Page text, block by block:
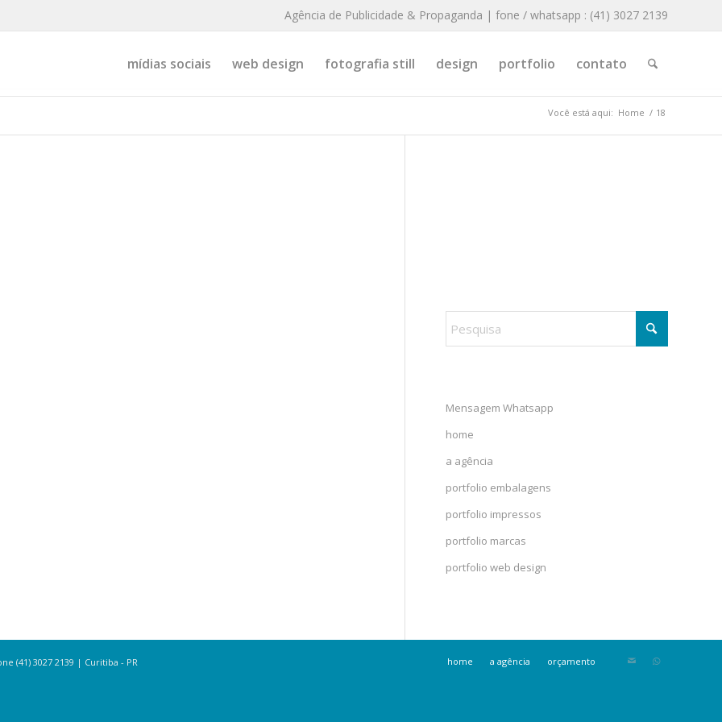
Agência de Publicidade & Propaganda | fone / whatsapp : (41) 3027 2139
mídias sociais web design fotografia still design portfolio contato
Você está aqui: Home / 18
Mensagem Whatsapp
home
a agência
portfolio embalagens
portfolio impressos
portfolio marcas
portfolio web design
(41) 3027 2139 | Curitiba - PR home a agência orçamento